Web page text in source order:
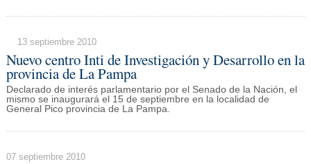
13 septiembre 2010
Nuevo centro Inti de Investigación y Desarrollo en la
provincia de La Pampa
Declarado de interés parlamentario por el Senado de la Nación, el
mismo se inaugurará el 15 de septiembre en la localidad de
General Pico provincia de La Pampa.
07 septiembre 2010